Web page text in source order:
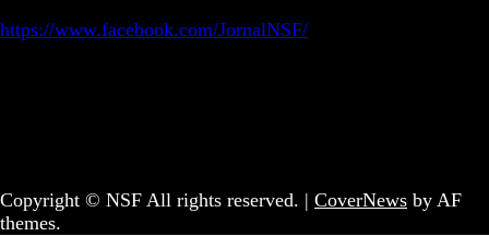
https://www.facebook.com/JornalNSF/
Copyright © NSF All rights reserved. | CoverNews by AF
themes.